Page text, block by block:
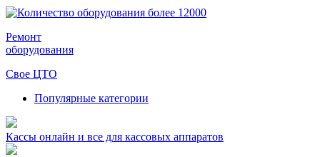
Ремонт
оборудования
Свое ЦТО
Популярные категории
Кассы онлайн и все для кассовых аппаратов